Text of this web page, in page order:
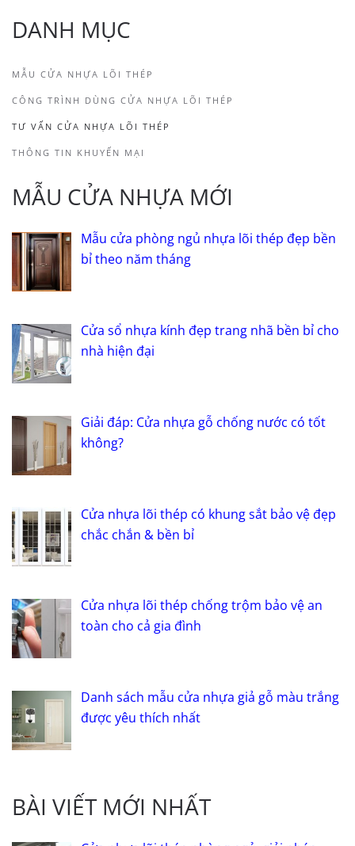
DANH MỤC
MẪU CỬA NHỰA LÕI THÉP
CÔNG TRÌNH DÙNG CỬA NHỰA LÕI THÉP
TƯ VẤN CỬA NHỰA LÕI THÉP
THÔNG TIN KHUYẾN MẠI
MẪU CỬA NHỰA MỚI
Mẫu cửa phòng ngủ nhựa lõi thép đẹp bền
bỉ theo năm tháng
Cửa sổ nhựa kính đẹp trang nhã bền bỉ cho
nhà hiện đại
Giải đáp: Cửa nhựa gỗ chống nước có tốt
không?
Cửa nhựa lõi thép có khung sắt bảo vệ đẹp
chắc chắn & bền bỉ
Cửa nhựa lõi thép chống trộm bảo vệ an
toàn cho cả gia đình
Danh sách mẫu cửa nhựa giả gỗ màu trắng
được yêu thích nhất
BÀI VIẾT MỚI NHẤT